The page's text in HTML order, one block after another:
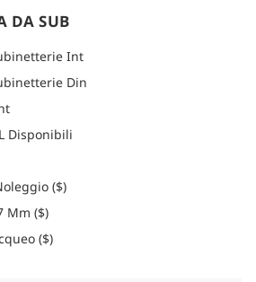
itinerario.
DA SUB
Int
Din
Disponibili
($)
Mm ($)
($)